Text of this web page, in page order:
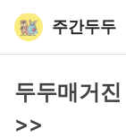
주간두두
두두매거
>>